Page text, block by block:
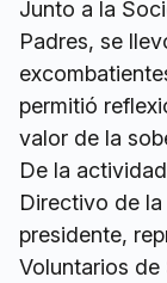
Junto a la
Padres, se
permitió
valor de la
De la
Directivo de
presidente,
Voluntarios de